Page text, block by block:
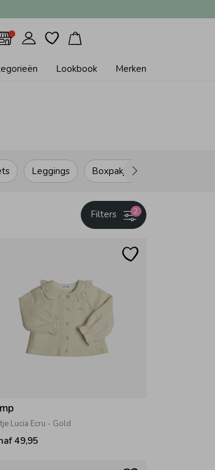
Lookbook Merken
Leggings Boxpakjes
2
Filters
Lucia Ecru - Gold
49,95